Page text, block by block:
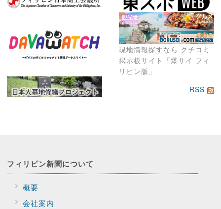
現地情報探すなら クチコミ
掲示板サイト「爆サイ フィ
リピン版」
RSS
フィリピン新聞について
概要
会社案内